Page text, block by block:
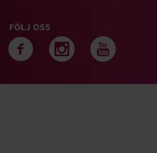
FÖLJ OSS
Följ oss på
Följ oss
Följ